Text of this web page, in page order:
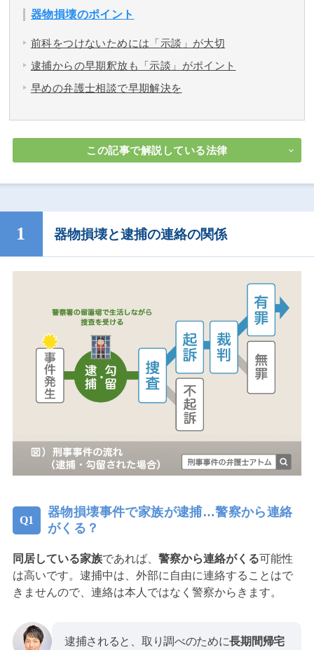
器物損壊のポイント
前科をつけないためには「示談」が大切
逮捕からの早期釈放も「示談」がポイント
早めの弁護士相談で早期解決を
この記事で解説している法律
器物損壊と逮捕の連絡の関係
器物損壊事件で家族が逮捕…警察から連絡
がくる？
同居している家族であれば、 警察から連絡がくる可能性
は高いです。逮捕中は、外部に自由に連絡することはで
きませんので、連絡は本人ではなく警察からきます。
逮捕されると、取り調べのために長期間帰宅